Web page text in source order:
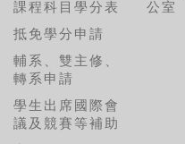
課程科目學分表
抵免學分申請
輔系、雙主修、
轉系申請
學生出席國際會
議及競賽等補助
公室